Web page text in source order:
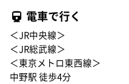
電車で行く
＜JR中央線＞
＜JR総武線＞
＜東京メトロ東西線＞
中野駅 徒歩4分